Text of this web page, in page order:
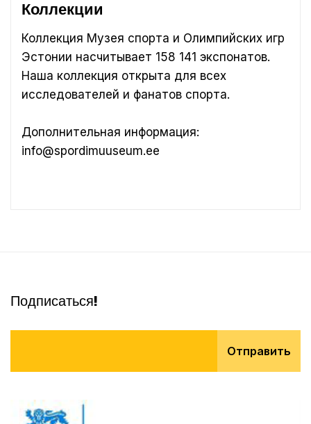
Коллекции
Коллекция Музея спорта и Олимпийских игр
Эстонии насчитывает 158 141 экспонатов.
Наша коллекция открыта для всех
исследователей и фанатов спорта.
Дополнительная информация:
info@spordimuuseum.ee
Подписаться!
Отправить